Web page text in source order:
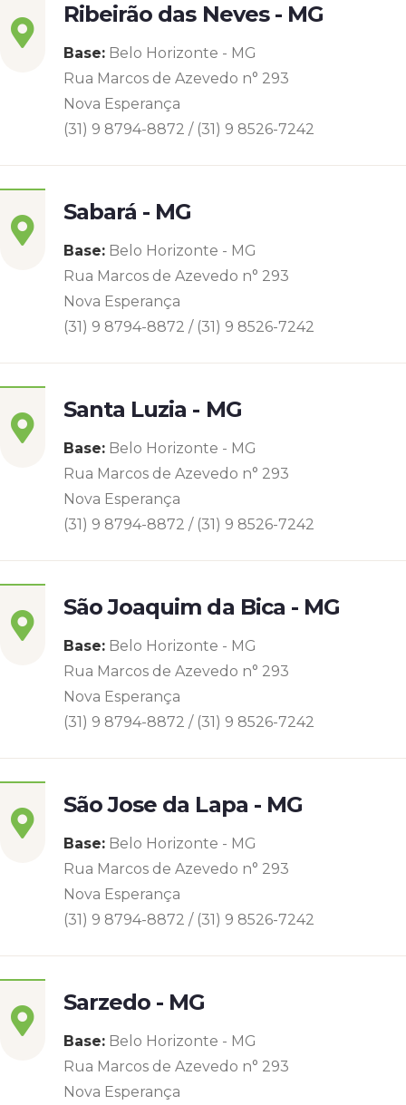
Ribeirão das Neves - MG
Base: Belo Horizonte - MG
Rua Marcos de Azevedo n° 293
Nova Esperança
(31) 9 8794-8872 / (31) 9 8526-7242
Sabará - MG
Base: Belo Horizonte - MG
Rua Marcos de Azevedo n° 293
Nova Esperança
(31) 9 8794-8872 / (31) 9 8526-7242
Santa Luzia - MG
Base: Belo Horizonte - MG
Rua Marcos de Azevedo n° 293
Nova Esperança
(31) 9 8794-8872 / (31) 9 8526-7242
São Joaquim da Bica - MG
Base: Belo Horizonte - MG
Rua Marcos de Azevedo n° 293
Nova Esperança
(31) 9 8794-8872 / (31) 9 8526-7242
São Jose da Lapa - MG
Base: Belo Horizonte - MG
Rua Marcos de Azevedo n° 293
Nova Esperança
(31) 9 8794-8872 / (31) 9 8526-7242
Sarzedo - MG
Base: Belo Horizonte - MG
Rua Marcos de Azevedo n° 293
Nova Esperança